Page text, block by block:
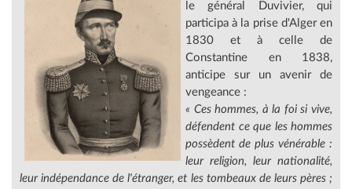
le général Duvivier, qui
participa à la prise d'Alger en
1830 et à celle de
Constantine en 1838,
anticipe sur un avenir de
vengeance :
« Ces hommes, à la foi si vive,
défendent ce que les hommes
possèdent de plus vénérable :
leur religion, leur nationalité,
leur indépendance de l'étranger, et les tombeaux de leurs pères ;